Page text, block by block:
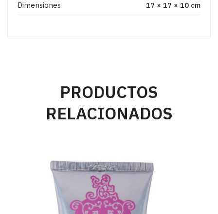
Dimensiones 17 × 17 × 10 cm
PRODUCTOS
RELACIONADOS